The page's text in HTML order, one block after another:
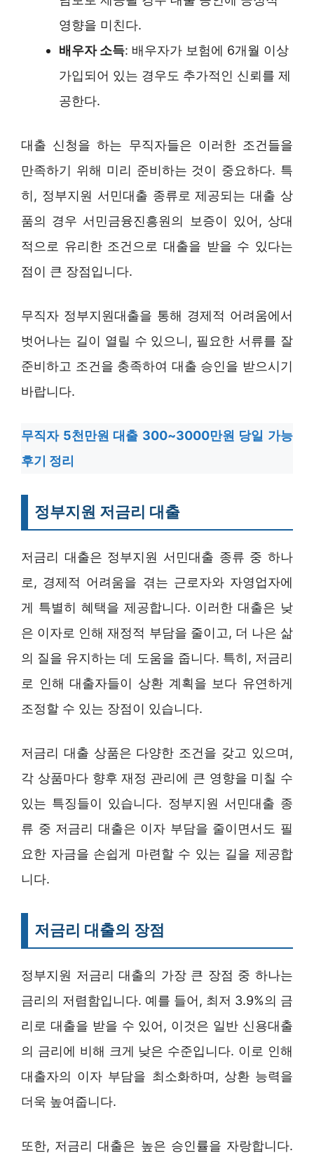
영향을 미친다.
배우자 소득: 배우자가 보험에 6개월 이상
가입되어 있는 경우도 추가적인 신뢰를 제
공한다.
대출 신청을 하는 무직자들은 이러한 조건들을
만족하기 위해 미리 준비하는 것이 중요하다. 특
히, 정부지원 서민대출 종류로 제공되는 대출 상
품의 경우 서민금융진흥원의 보증이 있어, 상대
적으로 유리한 조건으로 대출을 받을 수 있다는
점이 큰 장점입니다.
무직자 정부지원대출을 통해 경제적 어려움에서
벗어나는 길이 열릴 수 있으니, 필요한 서류를 잘
준비하고 조건을 충족하여 대출 승인을 받으시기
바랍니다.
무직자 5천만원 대출 300~3000만원 당일 가능
후기 정리
정부지원 저금리 대출
저금리 대출은 정부지원 서민대출 종류 중 하나
로, 경제적 어려움을 겪는 근로자와 자영업자에
게 특별히 혜택을 제공합니다. 이러한 대출은 낮
은 이자로 인해 재정적 부담을 줄이고, 더 나은 삶
의 질을 유지하는 데 도움을 줍니다. 특히, 저금리
로 인해 대출자들이 상환 계획을 보다 유연하게
조정할 수 있는 장점이 있습니다.
저금리 대출 상품은 다양한 조건을 갖고 있으며,
각 상품마다 향후 재정 관리에 큰 영향을 미칠 수
있는 특징들이 있습니다. 정부지원 서민대출 종
류 중 저금리 대출은 이자 부담을 줄이면서도 필
요한 자금을 손쉽게 마련할 수 있는 길을 제공합
니다.
저금리 대출의 장점
정부지원 저금리 대출의 가장 큰 장점 중 하나는
금리의 저렴함입니다. 예를 들어, 최저 3.9%의 금
리로 대출을 받을 수 있어, 이것은 일반 신용대출
의 금리에 비해 크게 낮은 수준입니다. 이로 인해
대출자의 이자 부담을 최소화하며, 상환 능력을
더욱 높여줍니다.
또한, 저금리 대출은 높은 승인률을 자랑합니다.